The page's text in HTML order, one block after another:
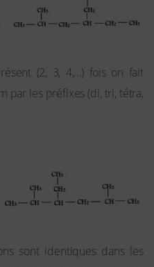
(2, 3, 4,…) fois on fait
par les préfixes (di, tri, tétra,
sont identiques dans les